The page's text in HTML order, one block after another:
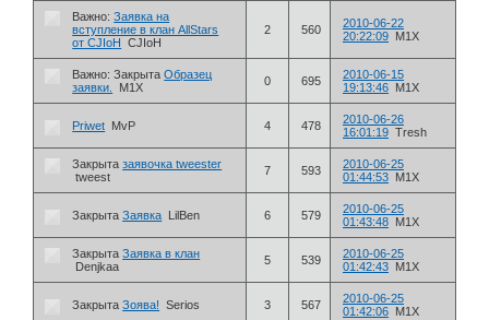
Важно: Заявка на
вступление в клан AllStars
от CJIoH
CJIoH
2 560
2010-06-22
20:22:09 M1X
Важно: ЗакрытаОбразец
заявки.
M1X 0 695
2010-06-15
19:13:46 M1X
Priwet MvP 4 478
2010-06-26
16:01:19 Tresh
Закрытазаявочка tweester
tweest
7 593
2010-06-25
01:44:53 M1X
ЗакрытаЗаявка LilBen 6 579
2010-06-25
01:43:48 M1X
ЗакрытаЗаявка в клан
Denjkaa
5 539
2010-06-25
01:42:43 M1X
ЗакрытаЗоява! Serios 3 567
2010-06-25
01:42:06 M1X